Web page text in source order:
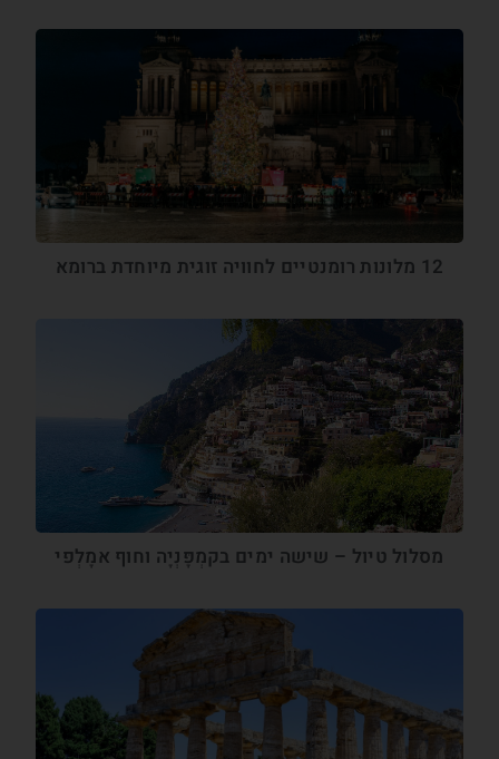
12 מלונות רומנטיים לחוויה זוגית מיוחדת ברומא
מסלול טיול – שישה ימים בקמְפָּנְיָה וחוף אמָלְפי